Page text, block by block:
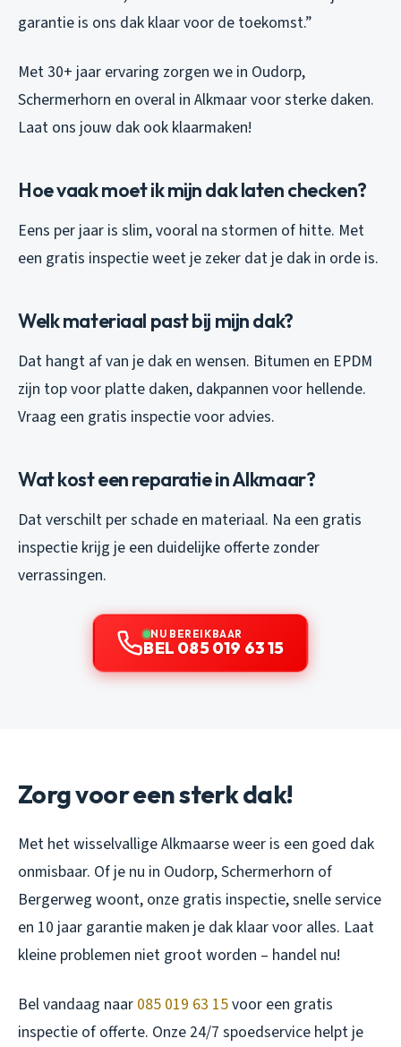
garantie is ons dak klaar voor de toekomst.”
Met 30+ jaar ervaring zorgen we in Oudorp,
Schermerhorn en overal in Alkmaar voor sterke daken.
Laat ons jouw dak ook klaarmaken!
Hoe vaak moet ik mijn dak laten checken?
Eens per jaar is slim, vooral na stormen of hitte. Met
een gratis inspectie weet je zeker dat je dak in orde is.
Welk materiaal past bij mijn dak?
Dat hangt af van je dak en wensen. Bitumen en EPDM
zijn top voor platte daken, dakpannen voor hellende.
Vraag een gratis inspectie voor advies.
Wat kost een reparatie in Alkmaar?
Dat verschilt per schade en materiaal. Na een gratis
inspectie krijg je een duidelijke offerte zonder
verrassingen.
NU BEREIKBAAR
BEL 085 019 63 15
Zorg voor een sterk dak!
Met het wisselvallige Alkmaarse weer is een goed dak
onmisbaar. Of je nu in Oudorp, Schermerhorn of
Bergerweg woont, onze gratis inspectie, snelle service
en 10 jaar garantie maken je dak klaar voor alles. Laat
kleine problemen niet groot worden – handel nu!
Bel vandaag naar 085 019 63 15voor een gratis
inspectie of offerte. Onze 24/7 spoedservice helpt je